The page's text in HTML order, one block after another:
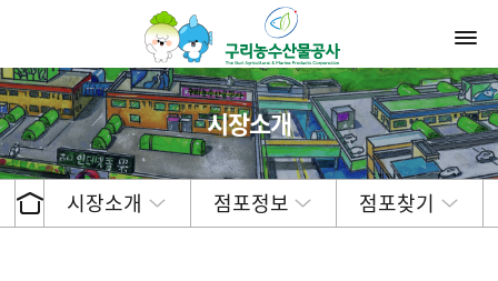
시장소개
시장소개 점포정보 점포찾기